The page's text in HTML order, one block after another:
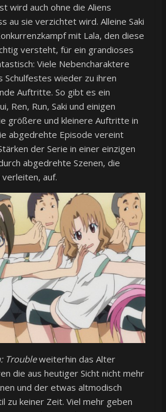
wird auch ohne die Aliens
au sie verzichtet wird. Alleine Saki
mit Lala, den diese
versteht, für ein grandioses
Viele Nebencharaktere
Schulfestes wieder zu ihren
Auftritte. So gibt es ein
Ren, Run, Saki und einigen
größere und kleinere Auftritte in
abgedrehte Episode vereint
der Serie in einer einzigen
abgedrehte Szenen, die
verleiten, auf.
Troubleweiterhin das Alter
die aus heutiger Sicht nicht mehr
und der etwas altmodisch
zu keiner Zeit. Viel mehr geben